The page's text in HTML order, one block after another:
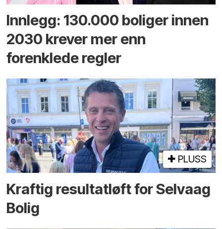
Innlegg: 130.000 boliger innen
2030 krever mer enn
forenklede regler
PLUSS
Kraftig resultatløft for Selvaag
Bolig